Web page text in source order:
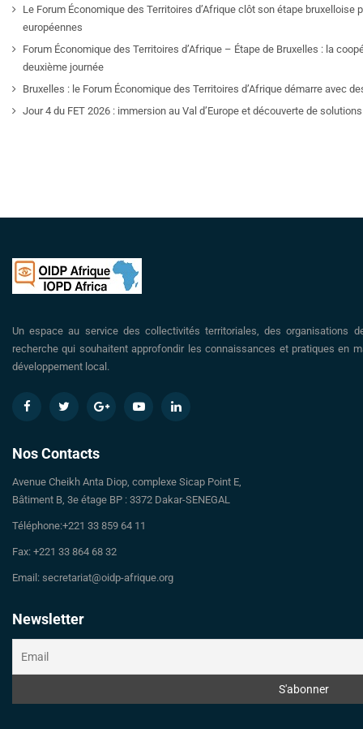
Le Forum Économique des Territoires d’Afrique clôt son étape
européennes
Forum Économique des Territoires d’Afrique – Étape de Bruxelles : la
deuxième journée
Bruxelles : le Forum Économique des Territoires d’Afrique démarre avec
Jour 4 du FET 2026 : immersion au Val d’Europe et découverte de
Un espace au service des collectivités territoriales, des organisations
recherche qui souhaitent approfondir les connaissances et pratiques en
développement local.
Nos Contacts
Avenue Cheikh Anta Diop, complexe Sicap Point E,
Bâtiment B, 3e étage BP : 3372 Dakar-SENEGAL
Téléphone:+221 33 859 64 11
Fax: +221 33 864 68 32
Email: secretariat@oidp-afrique.org
Newsletter